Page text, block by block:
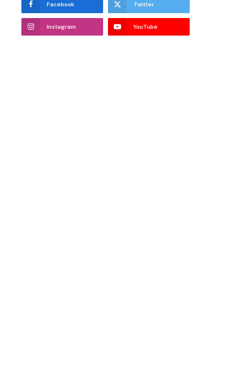
Facebook Twitter
Instagram YouTube